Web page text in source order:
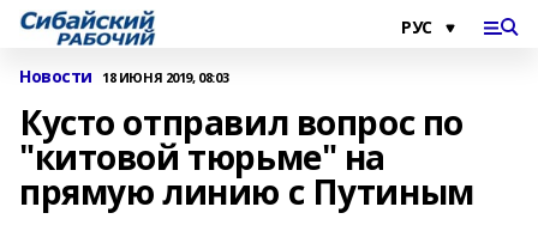
Новости 18 ИЮНЯ 2019, 08:03
Кусто отправил вопрос по
"китовой тюрьме" на
прямую линию с Путиным